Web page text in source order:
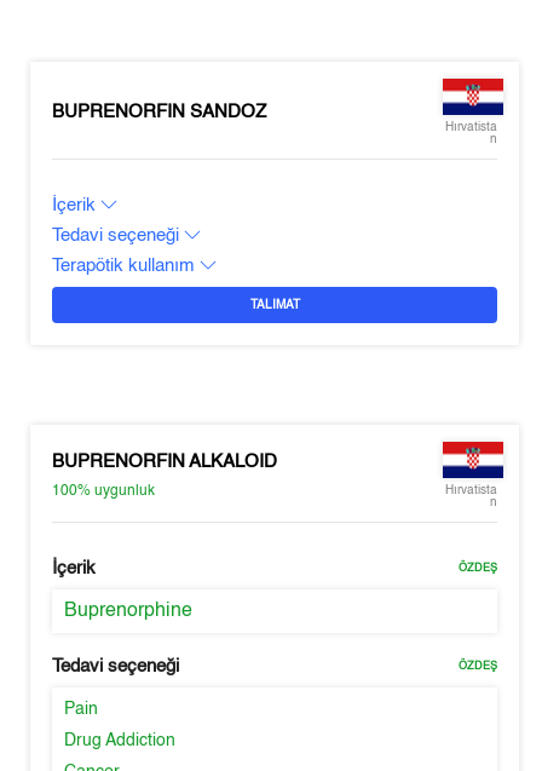
BUPRENORFIN SANDOZ
Hırvatista
n
İçerik
Tedavi seçeneği
Terapötik kullanım
TALIMAT
BUPRENORFIN ALKALOID
100%uygunluk
Hırvatista
n
İçerik ÖZDEŞ
Buprenorphine
Tedavi seçeneği ÖZDEŞ
Pain
Drug Addiction